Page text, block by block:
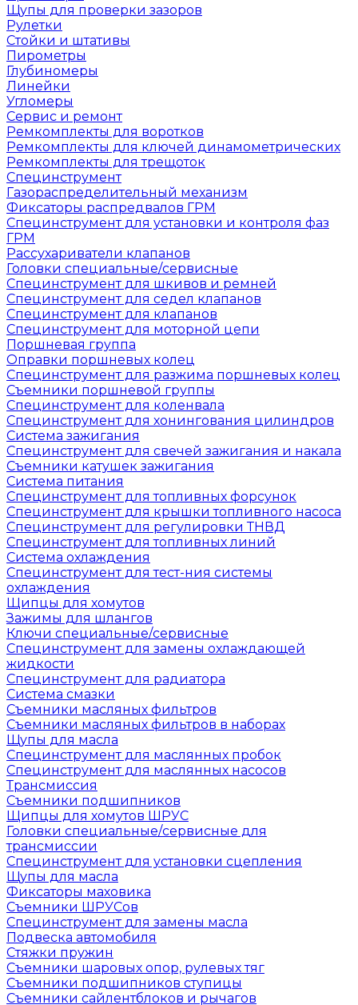
Щупы для проверки зазоров
Рулетки
Стойки и штативы
Пирометры
Глубиномеры
Линейки
Угломеры
Сервис и ремонт
Ремкомплекты для воротков
Ремкомплекты для ключей динамометрических
Ремкомплекты для трещоток
Специнструмент
Газораспределительный механизм
Фиксаторы распредвалов ГРМ
Специнструмент для установки и контроля фаз
ГРМ
Рассухариватели клапанов
Головки специальные/сервисные
Специнструмент для шкивов и ремней
Специнструмент для седел клапанов
Специнструмент для клапанов
Специнструмент для моторной цепи
Поршневая группа
Оправки поршневых колец
Специнструмент для разжима поршневых колец
Съемники поршневой группы
Специнструмент для коленвала
Специнструмент для хонингования цилиндров
Система зажигания
Специнструмент для свечей зажигания и накала
Съемники катушек зажигания
Система питания
Специнструмент для топливных форсунок
Специнструмент для крышки топливного насоса
Специнструмент для регулировки ТНВД
Специнструмент для топливных линий
Система охлаждения
Специнструмент для тест-ния системы
охлаждения
Щипцы для хомутов
Зажимы для шлангов
Ключи специальные/сервисные
Специнструмент для замены охлаждающей
жидкости
Специнструмент для радиатора
Система смазки
Съемники масляных фильтров
Съемники масляных фильтров в наборах
Щупы для масла
Специнструмент для маслянных пробок
Специнструмент для маслянных насосов
Трансмиссия
Съемники подшипников
Щипцы для хомутов ШРУС
Головки специальные/сервисные для
трансмиссии
Специнструмент для установки сцепления
Щупы для масла
Фиксаторы маховика
Съемники ШРУСов
Специнструмент для замены масла
Подвеска автомобиля
Стяжки пружин
Съемники шаровых опор, рулевых тяг
Съемники подшипников ступицы
Съемники сайлентблоков и рычагов